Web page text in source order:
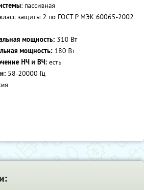
: пассивная
защиты 2 по ГОСТ Р МЭК 60065-2002
мощность: 310 Вт
мощность: 180 Вт
НЧ и ВЧ: есть
58-20000 Гц